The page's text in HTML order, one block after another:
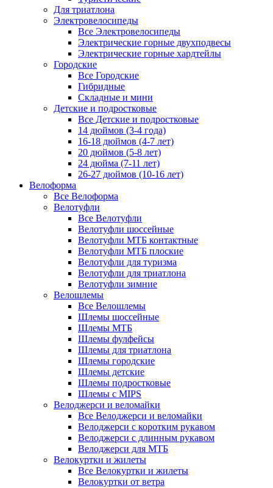
Для триатлона
Электровелосипеды
Все Электровелосипеды
Электрические горные двухподвесы
Электрические горные хардтейлы
Городские
Все Городские
Гибридные
Складные и мини
Детские и подростковые
Все Детские и подростковые
14 дюймов (3-4 года)
16-18 дюймов (4-7 лет)
20 дюймов (5-8 лет)
24 дюйма (7-11 лет)
26-27 дюймов (10-16 лет)
Велоформа
Все Велоформа
Велотуфли
Все Велотуфли
Велотуфли шоссейные
Велотуфли МТБ контактные
Велотуфли МТБ плоские
Велотуфли для туризма
Велотуфли для триатлона
Велотуфли зимние
Велошлемы
Все Велошлемы
Шлемы шоссейные
Шлемы МТБ
Шлемы фулфейсы
Шлемы для триатлона
Шлемы городские
Шлемы детские
Шлемы подростковые
Шлемы с MIPS
Велоджерси и веломайки
Все Велоджерси и веломайки
Велоджерси с коротким рукавом
Велоджерси с длинным рукавом
Велоджерси для МТБ
Велокуртки и жилеты
Все Велокуртки и жилеты
Велокуртки от ветра